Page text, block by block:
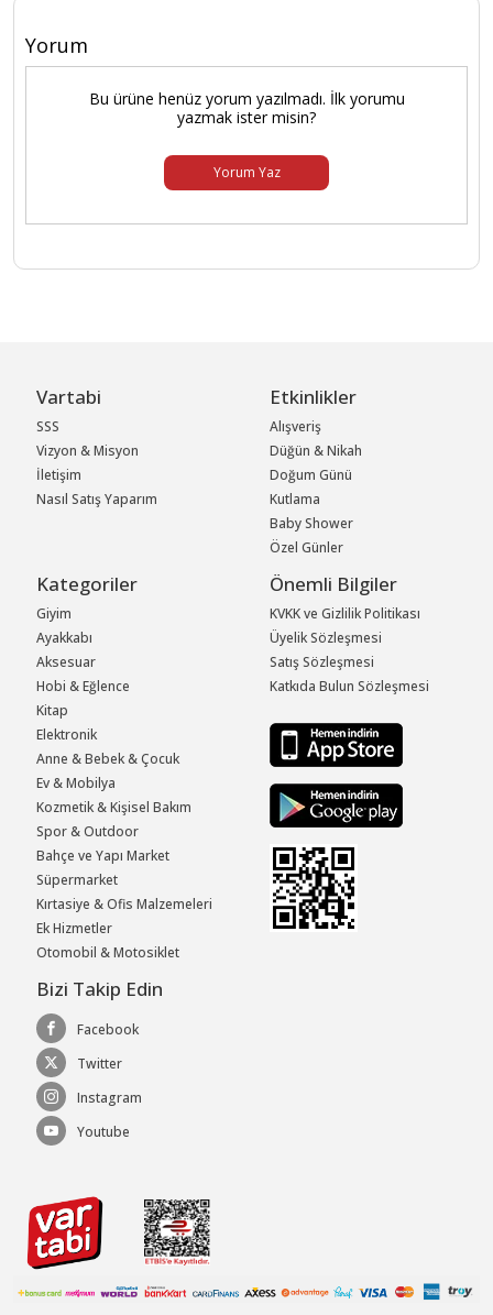
Yorum
Bu ürüne henüz yorum yazılmadı. İlk yorumu
yazmak ister misin?
Yorum Yaz
Vartabi
SSS
Vizyon & Misyon
İletişim
Nasıl Satış Yaparım
Etkinlikler
Alışveriş
Düğün & Nikah
Doğum Günü
Kutlama
Baby Shower
Özel Günler
Kategoriler
Giyim
Ayakkabı
Aksesuar
Hobi & Eğlence
Kitap
Elektronik
Anne & Bebek & Çocuk
Ev & Mobilya
Kozmetik & Kişisel Bakım
Spor & Outdoor
Bahçe ve Yapı Market
Süpermarket
Kırtasiye & Ofis Malzemeleri
Ek Hizmetler
Otomobil & Motosiklet
Önemli Bilgiler
KVKK ve Gizlilik Politikası
Üyelik Sözleşmesi
Satış Sözleşmesi
Katkıda Bulun Sözleşmesi
Bizi Takip Edin
Facebook
Twitter
Instagram
Youtube